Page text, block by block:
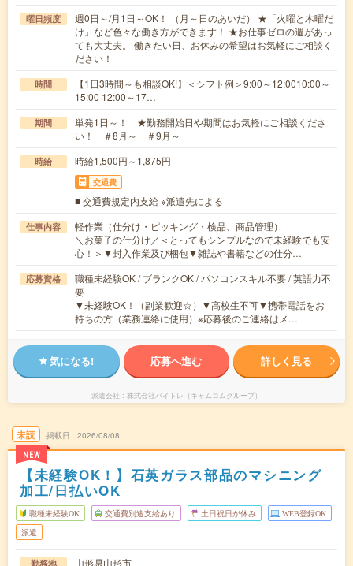
曜日頻度
週0日～/月1日～OK！ （月～日のあいだ） ★「火曜と木曜だ
け」など色々な働き方ができます！ ★お仕事ゼロの週があっ
ても大丈夫。 働きたい日、お休みの希望はお気軽にご相談く
ださい！
時間
【1日3時間～も相談OK!】＜シフト例＞9:00～12:0010:00～
15:00 12:00～17…
期間
単発1日～！ ★勤務開始日や期間はお気軽にご相談くださ
い！ ＃8月～ ＃9月～
時給 時給1,500円～1,875円
交通費
■ 交通費規定内支給 ※派遣先による
仕事内容
軽作業（仕分け・ピッキング・検品、商品管理）
＼お菓子の仕分け／＜とってもシンプルなので未経験でも安
心！＞▼封入作業及び梱包▼雑誌や書籍などの仕分…
応募資格
職種未経験OK / ブランクOK / パソコンスキル不要 / 英語力不
要
▼未経験OK！（副業歓迎☆）▼高校生不可▼携帯電話をお
持ちの方（業務連絡に使用）※応募後のご連絡はメ…
気になる! 応募へ進む 詳しく見る
派遣会社 株式会社バイトレ（キャムコムグループ）
未読
NEW
掲載日 2026/08/08
【未経験OK！】石英ガラス部品のマシニング
加工/日払いOK
職種未経験OK 交通費別途支給あり 土日祝日が休み WEB登録OK
派遣
勤務地 山形県山形市